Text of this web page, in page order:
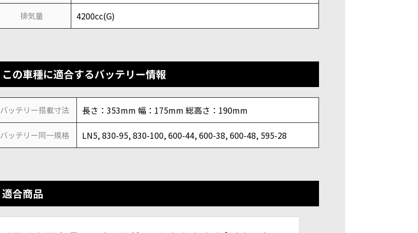
排気量
4200cc(G)
この車種に適合するバッテリー情報
バッテリー搭載寸法 長さ：353mm 幅：175mm 総高さ：190mm
バッテリー同一規格 LN5, 830-95, 830-100, 600-44, 600-38, 600-48, 595-28
適合商品